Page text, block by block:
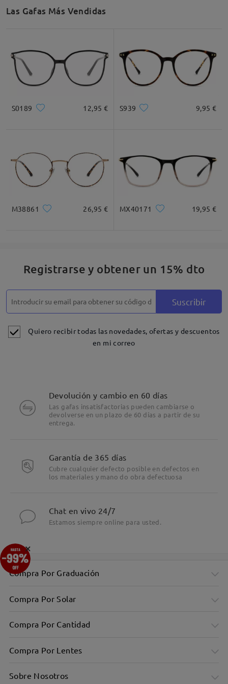
Las Gafas Más Vendidas
S0189 12,95 € S939 9,95 €
M38861 26,95 € MX40171 19,95 €
Registrarse y obtener un 15% dto
Suscribir
Quiero recibir todas las novedades, ofertas y descuentos
en mi correo
Devolución y cambio en 60 días
Las gafas insatisfactorias pueden cambiarse o
devolverse en un plazo de 60 días a partir de su
entrega.
Garantía de 365 días
Cubre cualquier defecto posible en defectos en
los materiales y mano do obra defectuosa
Chat en vivo 24/7
Estamos siempre online para usted.
Compra Por Graduación
Compra Por Solar
Compra Por Cantidad
Compra Por Lentes
Sobre Nosotros
×